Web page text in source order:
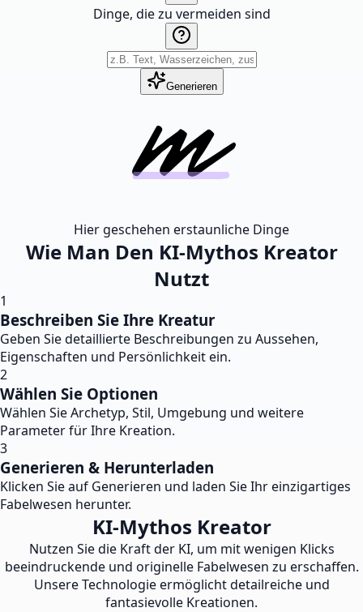
Dinge, die zu vermeiden sind
Generieren
Hier geschehen erstaunliche Dinge
Wie Man Den KI-Mythos Kreator
Nutzt
1
Beschreiben Sie Ihre Kreatur
Geben Sie detaillierte Beschreibungen zu Aussehen,
Eigenschaften und Persönlichkeit ein.
2
Wählen Sie Optionen
Wählen Sie Archetyp, Stil, Umgebung und weitere
Parameter für Ihre Kreation.
3
Generieren & Herunterladen
Klicken Sie auf Generieren und laden Sie Ihr einzigartiges
Fabelwesen herunter.
KI-Mythos Kreator
Nutzen Sie die Kraft der KI, um mit wenigen Klicks
beeindruckende und originelle Fabelwesen zu erschaffen.
Unsere Technologie ermöglicht detailreiche und
fantasievolle Kreationen.